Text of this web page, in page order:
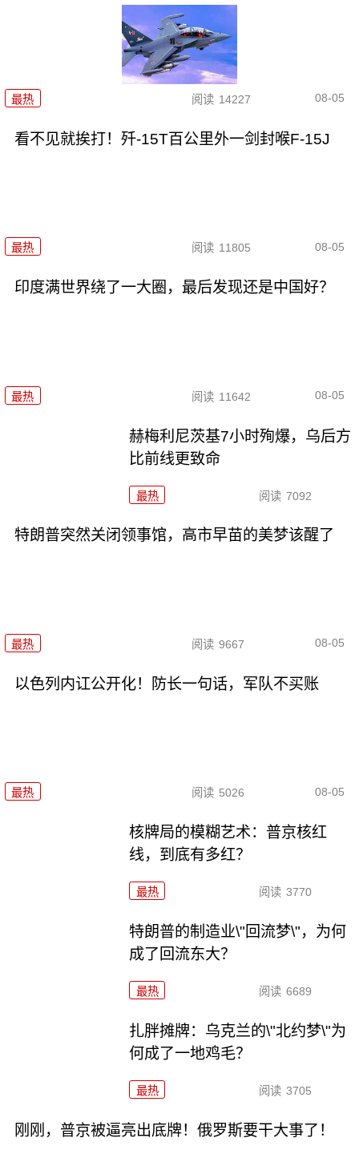
最热 阅读 14227 08-05
看不见就挨打！歼-15T百公里外一剑封喉F-15J
最热 阅读 11805 08-05
印度满世界绕了一大圈，最后发现还是中国好？
最热 阅读 11642 08-05
赫梅利尼茨基7小时殉爆，乌后方
比前线更致命
最热 阅读 7092
特朗普突然关闭领事馆，高市早苗的美梦该醒了
最热 阅读 9667 08-05
以色列内讧公开化！防长一句话，军队不买账
最热 阅读 5026 08-05
核牌局的模糊艺术：普京核红
线，到底有多红？
最热 阅读 3770
特朗普的制造业\"回流梦\"，为何
成了回流东大？
最热 阅读 6689
扎胖摊牌：乌克兰的\"北约梦\"为
何成了一地鸡毛？
最热 阅读 3705
刚刚，普京被逼亮出底牌！俄罗斯要干大事了！